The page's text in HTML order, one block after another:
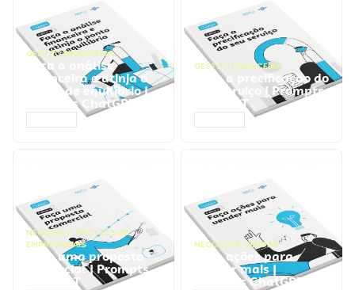
GESTÃO FINANCEIRA
Faça a análise
financeira e atinja o
ponto de equilíbrio |
Prompts ChatGPT
GESTÃO FINANCEIRA
Faça a precificação do
seu serviço | Prompts
ChatGPT
NEGÓCIOS, PROCESSOS
EMPRESARIAIS
Faça uma proposta
comercial | Prompts
ChatGPT
NEGÓCIOS, VENDAS
Faça ações para
vender mais |
Prompts ChatGPT